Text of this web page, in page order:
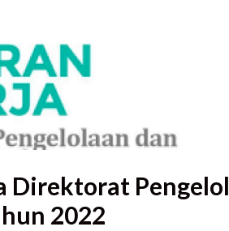
Direktorat
2022